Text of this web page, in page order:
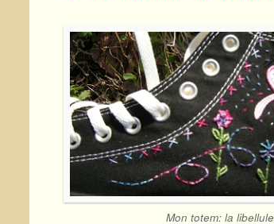
Mon totem: la libellule